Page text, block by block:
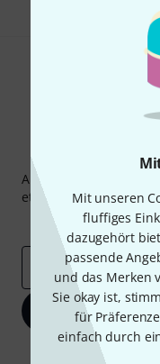
Mit unseren
fluffiges
dazugehört
passende
und das Merken
Sie okay ist,
für
einfach durch
Abonniere den
etwas Glück einen von
Inspirierende
E-Mail-Adresse*
Mit Klick auf „Jetzt